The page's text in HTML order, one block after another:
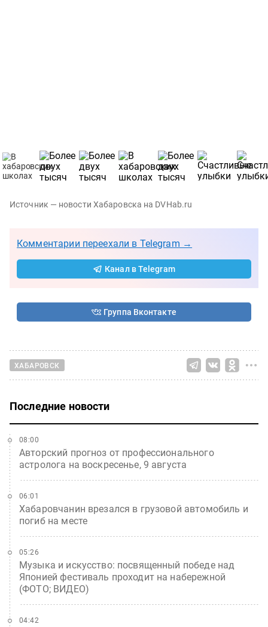
Источник — новости Хабаровска на DVHab.ru
Комментарии переехали в Telegram →
Канал в Telegram
Группа Вконтакте
ХАБАРОВСК
Последние новости
Авторский прогноз от профессионального
астролога на воскресенье, 9 августа
08:00
Хабаровчанин врезался в грузовой автомобиль и
погиб на месте
06:01
Музыка и искусство: посвященный победе над
Японией фестиваль проходит на набережной
(ФОТО; ВИДЕО)
05:26
04:42